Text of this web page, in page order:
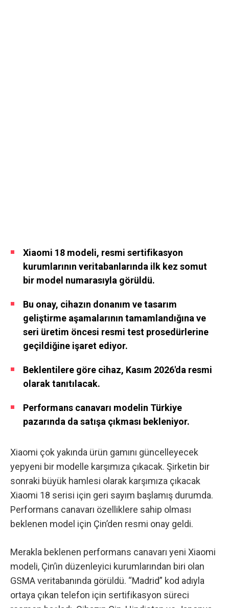
Xiaomi 18 modeli, resmi sertifikasyon
kurumlarının veritabanlarında ilk kez somut
bir model numarasıyla görüldü.
Bu onay, cihazın donanım ve tasarım
geliştirme aşamalarının tamamlandığına ve
seri üretim öncesi resmi test prosedürlerine
geçildiğine işaret ediyor.
Beklentilere göre cihaz, Kasım 2026'da resmi
olarak tanıtılacak.
Performans canavarı modelin Türkiye
pazarında da satışa çıkması bekleniyor.
Xiaomi çok yakında ürün gamını güncelleyecek
yepyeni bir modelle karşımıza çıkacak. Şirketin bir
sonraki büyük hamlesi olarak karşımıza çıkacak
Xiaomi 18 serisi için geri sayım başlamış durumda.
Performans canavarı özelliklere sahip olması
beklenen model için Çin’den resmi onay geldi.
Merakla beklenen performans canavarı yeni Xiaomi
modeli, Çin’in düzenleyici kurumlarından biri olan
GSMA veritabanında görüldü. “Madrid” kod adıyla
ortaya çıkan telefon için sertifikasyon süreci